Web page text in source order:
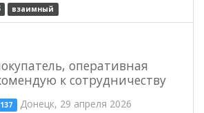
взаимный
оперативная
к сотрудничеству
137 Донецк, 29 апреля 2026